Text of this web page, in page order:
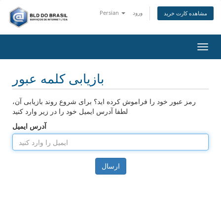
Persian ورود مشاهده کارت خرید
بازیابی کلمه عبور
رمز عبور خود را فراموش کرده اید؟ برای شروع روند بازیابی آن،
لطفا آدرس ایمیل خود را در زیر وارد کنید
آدرس ایمیل
ارسال